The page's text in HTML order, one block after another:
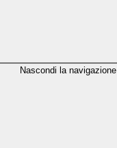
Nascondi la navigazione